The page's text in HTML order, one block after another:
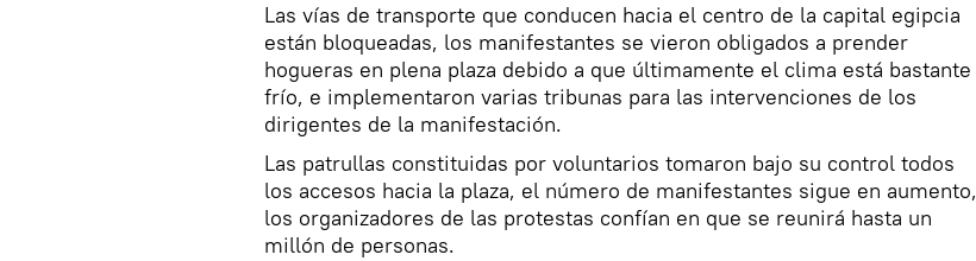
Las vías de transporte que conducen hacia el centro de la capital egipcia
están bloqueadas, los manifestantes se vieron obligados a prender
hogueras en plena plaza debido a que últimamente el clima está bastante
frío, e implementaron varias tribunas para las intervenciones de los
dirigentes de la manifestación.
Las patrullas constituidas por voluntarios tomaron bajo su control todos
los accesos hacia la plaza, el número de manifestantes sigue en aumento,
los organizadores de las protestas confían en que se reunirá hasta un
millón de personas.